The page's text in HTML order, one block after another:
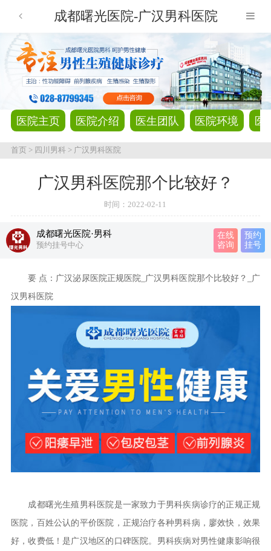
成都曙光医院-广汉男科医院
医院主页 医院介绍 医生团队 医院环境 医
首页> 四川男科> 广汉男科医院
广汉男科医院那个比较好？
时间：2022-02-11
成都曙光医院·男科
预约挂号中心
在线
咨询
预约
挂号
要 点：广汉泌尿医院正规医院_广汉男科医院那个比较好？_广
汉男科医院
成都曙光生殖男科医院是一家致力于男科疾病诊疗的正规正规
医院，百姓公认的平价医院，正规治疗各种男科病，廖效快，效果
好，收费低！是广汉地区的口碑医院。男科疾病对男性健康影响很